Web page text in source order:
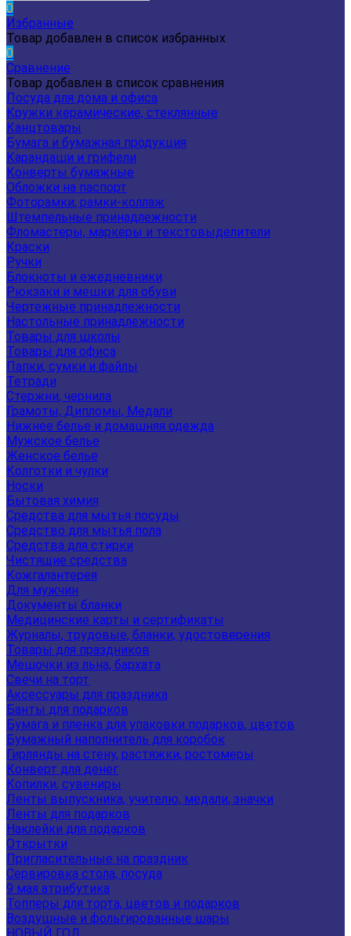
0
Избранные
Товар добавлен в список избранных
0
Сравнение
Товар добавлен в список сравнения
Посуда для дома и офиса
Кружки керамические, стеклянные
Канцтовары
Бумага и бумажная продукция
Карандаши и грифели
Конверты бумажные
Обложки на паспорт
Фоторамки, рамки-коллаж
Штемпельные принадлежности
Фломастеры, маркеры и текстовыделители
Краски
Ручки
Блокноты и ежедневники
Рюкзаки и мешки для обуви
Чертежные принадлежности
Настольные принадлежности
Товары для школы
Товары для офиса
Папки, сумки и файлы
Тетради
Стержни, чернила
Грамоты, Дипломы, Медали
Нижнее белье и домашняя одежда
Мужское белье
Женское белье
Колготки и чулки
Носки
Бытовая химия
Средства для мытья посуды
Средство для мытья пола
Средства для стирки
Чистящие средства
Кожгалантерея
Для мужчин
Документы бланки
Медицинские карты и сертификаты
Журналы, трудовые, бланки, удостоверения
Товары для праздников
Мешочки из льна, бархата
Свечи на торт
Аксессуары для праздника
Банты для подарков
Бумага и пленка для упаковки подарков, цветов
Бумажный наполнитель для коробок
Гирлянды на стену, растяжки, ростомеры
Конверт для денег
Копилки, сувениры
Ленты выпускника, учителю, медали, значки
Ленты для подарков
Наклейки для подарков
Открытки
Пригласительные на праздник
Сервировка стола, посуда
9 мая атрибутика
Топперы для торта, цветов и подарков
Воздушные и фольгированные шары